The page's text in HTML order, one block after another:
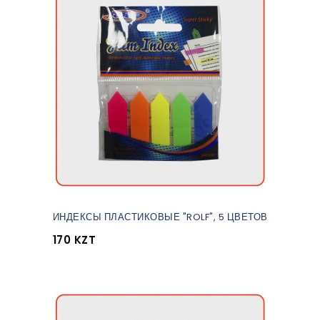
ИНДЕКСЫ ПЛАСТИКОВЫЕ "ROLF", 5 ЦВЕТОВ
170 KZT